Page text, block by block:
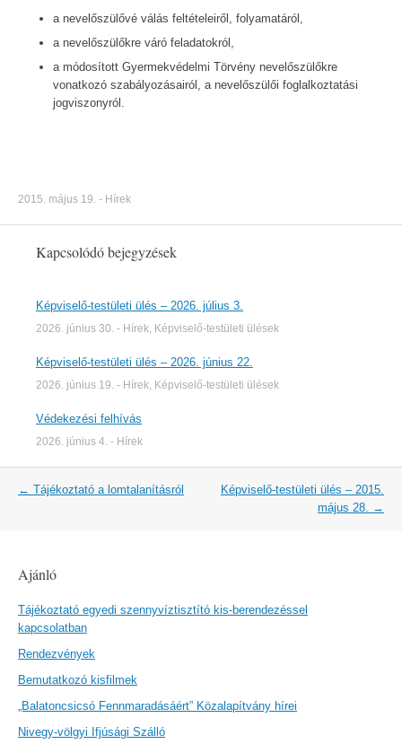
a nevelőszülővé válás feltételeiről, folyamatáról,
a nevelőszülőkre váró feladatokról,
a módosított Gyermekvédelmi Törvény nevelőszülőkre
vonatkozó szabályozásairól, a nevelőszülői foglalkoztatási
jogviszonyról.
2015. május 19. - Hírek
Kapcsolódó bejegyzések
Képviselő-testületi ülés – 2026. július 3.
2026. június 30. - Hírek Képviselő-testületi ülések
Képviselő-testületi ülés – 2026. június 22.
2026. június 19. - Hírek Képviselő-testületi ülések
Védekezési felhívás
2026. június 4. - Hírek
Post
← Tájékoztató a lomtalanításról
Képviselő-testületi ülés – 2015.
május 28.
→
Ajánló
Tájékoztató egyedi szennyvíztisztító kis-berendezéssel
kapcsolatban
Rendezvények
Bemutatkozó kisfilmek
„Balatoncsicsó Fennmaradásáért” Közalapítvány hírei
Nivegy-völgyi Ifjúsági Szálló